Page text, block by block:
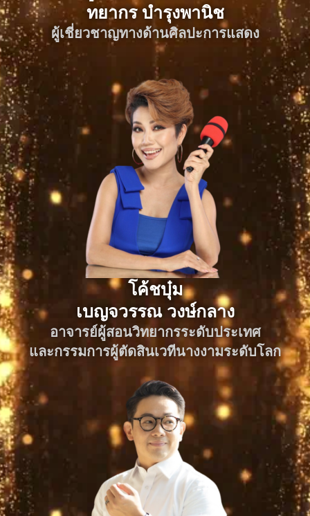
ทยากร บำรุงพานิช
ผู้เชี่ยวชาญทางด้านศิลปะการแสดง
โค้ชบุ๋ม
เบญจวรรณ วงษ์กลาง
อาจารย์ผู้สอนวิทยากรระดับประเทศ
และกรรมการผู้ตัดสินเวทีนางงามระดับโลก